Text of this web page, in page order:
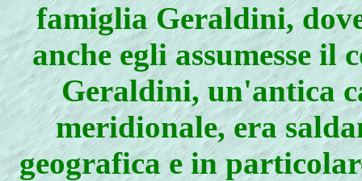
famiglia Geraldini,
anche egli assumesse
Geraldini, un'antica
meridionale, era
geografica e in